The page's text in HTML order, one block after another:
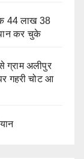
44 लाख 38
कर चुके
अलीपुर
गहरी चोट आ